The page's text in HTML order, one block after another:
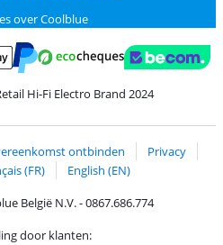
over Coolblue
Visa via ClickToPay
Betalen met PayPal
Hi-Fi Electro Brand 2024
ontbinden
Privacy
(FR)
English (EN)
België N.V. - 0867.686.774
door klanten: